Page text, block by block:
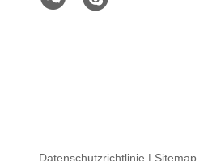
Datenschutzrichtlinie | Sitemap